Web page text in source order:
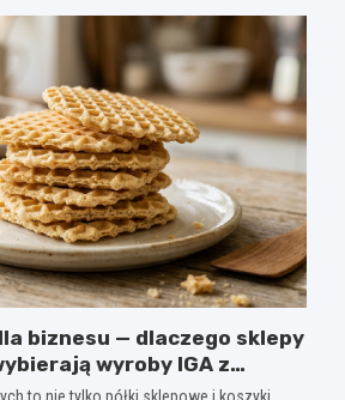
biznesu — dlaczego sklepy
wyroby IGA z